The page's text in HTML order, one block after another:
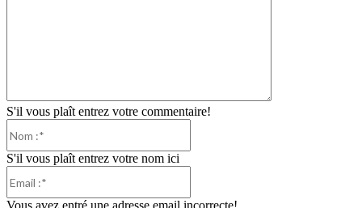
S'il vous plaît entrez votre commentaire!
S'il vous plaît entrez votre nom ici